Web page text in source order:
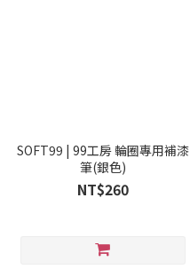
SOFT99 | 99工房 輪圈專用補漆
筆(銀色)
NT$260